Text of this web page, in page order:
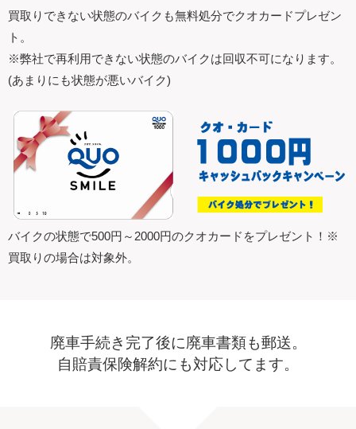
買取りできない状態のバイクも無料処分でクオカードプレゼン
ト。
※弊社で再利用できない状態のバイクは回収不可になります。
(あまりにも状態が悪いバイク)
バイクの状態で500円～2000円のクオカードをプレゼント！※
買取りの場合は対象外。
廃車手続き完了後に廃車書類も郵送。
自賠責保険解約にも対応してます。